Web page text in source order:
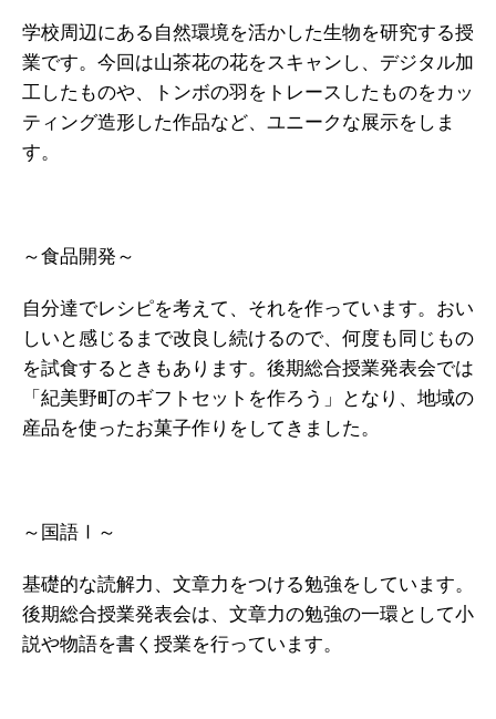
学校周辺にある自然環境を活かした生物を研究する授
業です。今回は山茶花の花をスキャンし、デジタル加
工したものや、トンボの羽をトレースしたものをカッ
ティング造形した作品など、ユニークな展示をしま
す。
～食品開発～
自分達でレシピを考えて、それを作っています。おい
しいと感じるまで改良し続けるので、何度も同じもの
を試食するときもあります。後期総合授業発表会では
「紀美野町のギフトセットを作ろう」となり、地域の
産品を使ったお菓子作りをしてきました。
～国語Ⅰ～
基礎的な読解力、文章力をつける勉強をしています。
後期総合授業発表会は、文章力の勉強の一環として小
説や物語を書く授業を行っています。